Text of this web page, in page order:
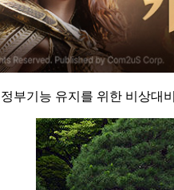
부기능 유지를 위한 비상